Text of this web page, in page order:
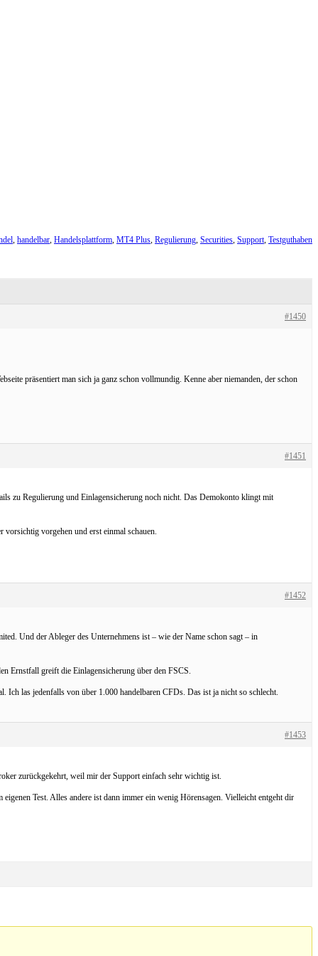
, handelbar, Handelsplattform, MT4 Plus, Regulierung, Securities, Support, Testguthaben
#1450
präsentiert man sich ja ganz schon vollmundig. Kenne aber niemanden, der schon
#1451
zu Regulierung und Einlagensicherung noch nicht. Das Demokonto klingt mit
vorgehen und erst einmal schauen.
#1452
Und der Ableger des Unternehmens ist – wie der Name schon sagt – in
Ernstfall greift die Einlagensicherung über den FSCS.
Ich las jedenfalls von über 1.000 handelbaren CFDs. Das ist ja nicht so schlecht.
#1453
zurückgekehrt, weil mir der Support einfach sehr wichtig ist.
Test. Alles andere ist dann immer ein wenig Hörensagen. Vielleicht entgeht dir